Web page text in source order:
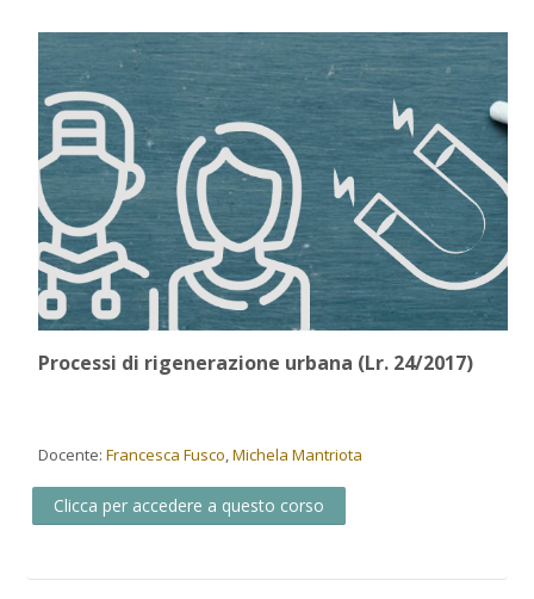
Processi di rigenerazione urbana (Lr. 24/2017)
Docente:Francesca Fusco,Michela Mantriota
Clicca per accedere a questo corso